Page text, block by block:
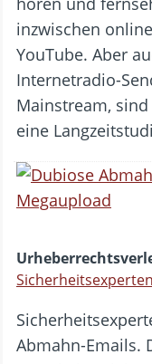
inzwischen
YouTube. Aber
Internetradio-
Mainstream,
eine
Abmahn-Emails.